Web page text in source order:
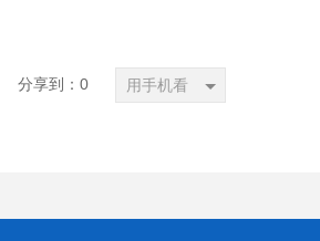
分享到： 0 用手机看